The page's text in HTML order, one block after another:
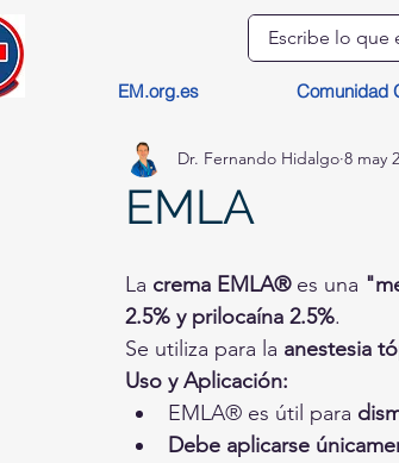
EM.org.es Comunidad
EMLA
Dr. Fernando Hidalgo 8 may
La crema EMLA® es una
2.5% y prilocaína 2.5%.
Se utiliza para la anestesia
Uso y Aplicación:
EMLA® es útil para
Debe aplicarse